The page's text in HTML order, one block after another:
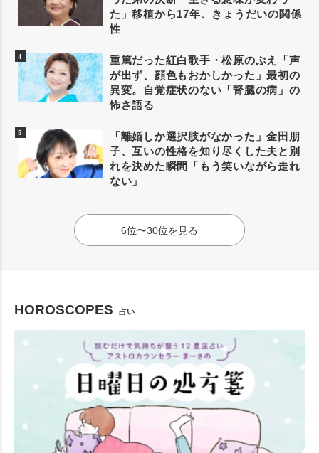
た」移植から17年、きょうだいの関係
性
重篤だった紅白歌手・松原のぶえ「声
が出ず、顔色もおかしかった」最初の
異変。自覚症状のない「腎臓の病」の
怖さ語る
「離婚しか選択肢がなかった」金田朋
子、互いの性格を知り尽くした夫と別
れを決めた瞬間「もう笑いながら走れ
ない」
6位〜30位を見る
HOROSCOPES 占い